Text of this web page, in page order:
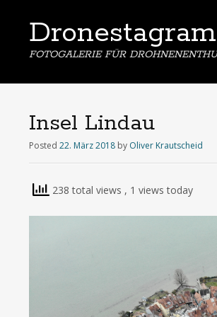
Dronestagram
FOTOGALERIE FÜR
Insel Lindau
Posted 22. März 2018 by Oliver Krautscheid
238 total views , 1 views today